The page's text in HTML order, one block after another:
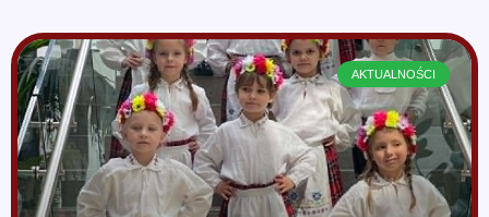
AKTUALNOŚCI